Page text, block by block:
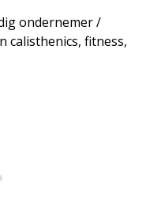
ondernemer /
calisthenics, fitness,